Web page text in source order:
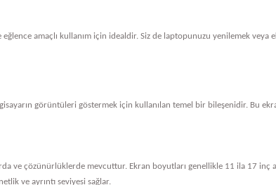
eğlence amaçlı kullanım için idealdir. Siz de laptopunuzu yenilemek
görüntüleri göstermek için kullanılan temel bir bileşenidir. Bu
ve çözünürlüklerde mevcuttur. Ekran boyutları genellikle 11 ila 17
ve ayrıntı seviyesi sağlar.